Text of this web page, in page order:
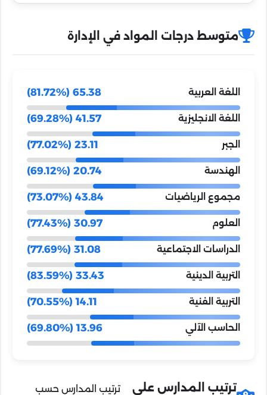
متوسط درجات المواد في الإدارة
اللغة العربية 65.38 (81.72%)
اللغة الانجليزية 41.57 (69.28%)
الجبر 23.11 (77.02%)
الهندسة 20.74 (69.12%)
مجموع الرياضيات 43.84 (73.07%)
العلوم 30.97 (77.43%)
الدراسات الاجتماعية 31.08 (77.69%)
التربية الدينية 33.43 (83.59%)
التربية الفنية 14.11 (70.55%)
الحاسب الآلي 13.96 (69.80%)
ترتيب المدارس على
ترتيب المدارس حسب